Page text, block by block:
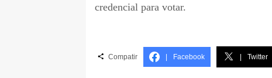
credencial para votar.
Compatir Facebook Twitter